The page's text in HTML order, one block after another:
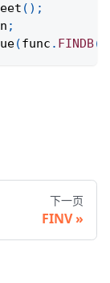
( ) ;
;
(func . FINDB(
下一页
FINV